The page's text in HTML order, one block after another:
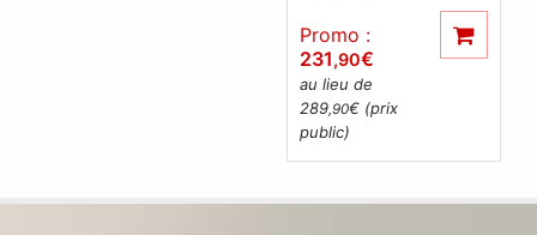
Promo :
231,90€
au lieu de
289,90€ (prix
public)